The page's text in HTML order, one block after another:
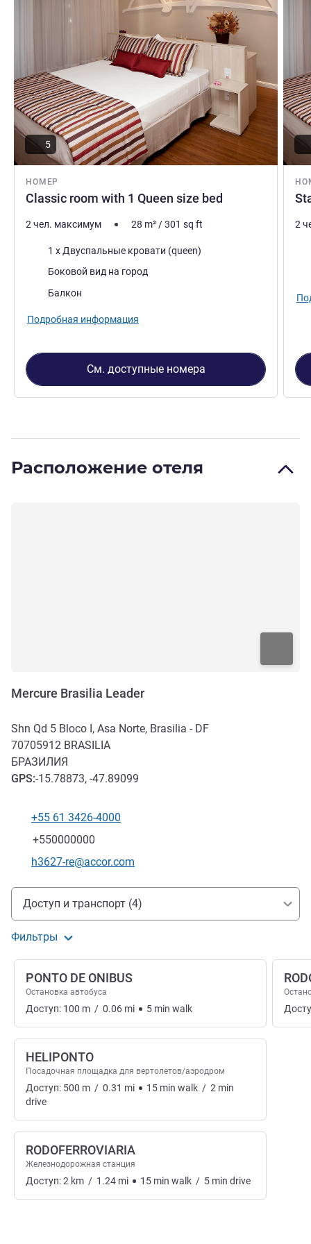
НОМЕР
Classic room with 1 Queen size bed
5
2 чел. максимум 28 m²/301 sq ft
Постель1 x Двуспальные кровати (queen)
Виды:Боковой вид на город
Плюсы размещения:
Балкон
Подробная информация
См. доступные номера
2
Расположение отеля
Mercure Brasilia Leader
Shn Qd 5 Bloco I, Asa Norte, Brasilia - DF
70705912 BRASILIA
БРАЗИЛИЯ
GPS:-15.78873, -47.89099
Телефон
+55 61 3426-4000
Факс
+550000000
Контактный адрес электронной почты
h3627-re@accor.com
Доступ и транспорт
Доступ и транспорт (4)
Фильтры
PONTO DE ONIBUS
Остановка автобуса
Доступ: 100 m / 0.06 mi 5 min walk
HELIPONTO
Посадочная площадка для вертолетов/аэродром
Доступ: 500 m / 0.31 mi 15 min walk / 2 min
drive
RODOFERROVIARIA
Железнодорожная станция
Доступ:2 km / 1.24 mi 15 min walk / 5 min drive